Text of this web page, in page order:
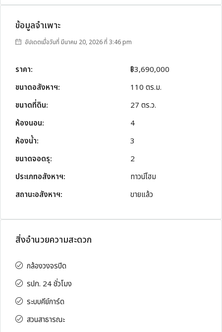
ข้อมูลจำเพาะ
อัปเดตเมื่อวันที่ มีนาคม 20, 2026 ที่ 3:46 pm
ราคา:
฿3,690,000
ขนาดอสังหาฯ:
110 ตร.ม.
ขนาดที่ดิน:
27 ตร.ว.
ห้องนอน:
4
ห้องน้ำ:
3
ขนาดจอดรุ:
2
ประเภทอสังหาฯ:
ทาวน์โฮม
สถานะอสังหาฯ:
ขายแล้ว
สิ่งอำนวยความสะดวก
กล้องวงจรปิด
รปภ. 24 ชั่วโมง
ระบบคีย์การ์ด
สวนสาธารณะ